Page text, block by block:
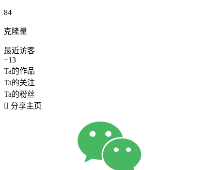
84
克隆量
最近访客
+13
Ta的作品
Ta的关注
Ta的粉丝
 分享主页